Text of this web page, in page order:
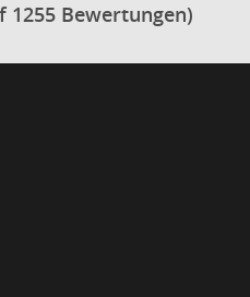
1255 Bewertungen)